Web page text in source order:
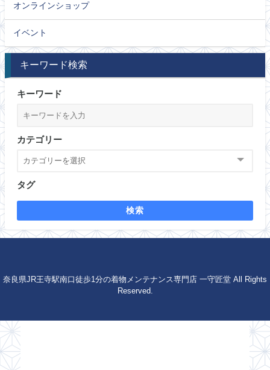
オンラインショップ
イベント
キーワード検索
キーワード
カテゴリー
タグ
検索
奈良県JR王寺駅南口徒歩1分の着物メンテナンス専門店 一守匠堂 All Rights
Reserved.